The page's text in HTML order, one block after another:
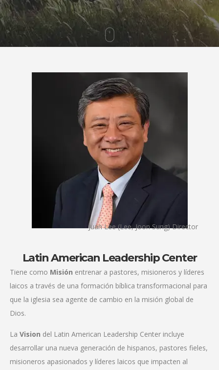
Juan Lee (Lee, Joon Sung) Director
Latin American Leadership Center
Tiene como Misión entrenar a pastores, misioneros y líderes
laicos a través de una formación bíblica transformacional para
que la iglesia sea agente de cambio en la misión global de
Dios.
La Vision del Latin American Leadership Center incluye
desarrollar una nueva generación de hispanos, pastores fieles,
misioneros apasionados y líderes laicos que impacten al